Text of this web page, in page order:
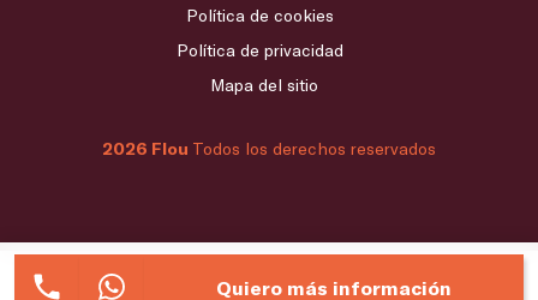
2026 Flou Todos los derechos reservados
Política de cookies
Política de privacidad
Mapa del sitio
Quiero más información